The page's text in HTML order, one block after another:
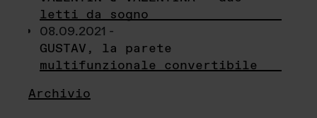
letti da sogno
08.09.2021 -
GUSTAV, la parete
multifunzionale convertibile
Archivio